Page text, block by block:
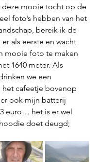
deze mooie tocht op de
foto’s hebben van het
bereik ik de
als eerste en wacht
mooie foto te maken
1640 meter. Als
we een
cafeetje bovenop
ook mijn batterij
euro… het is er wel
doet deugd;